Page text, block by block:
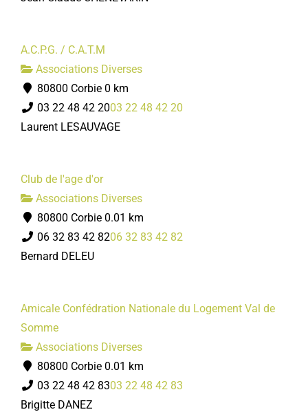
A.C.P.G. / C.A.T.M
Associations Diverses
80800 Corbie 0 km
03 22 48 42 2003 22 48 42 20
Laurent LESAUVAGE
Club de l'age d'or
Associations Diverses
80800 Corbie 0.01 km
06 32 83 42 8206 32 83 42 82
Bernard DELEU
Amicale Confédration Nationale du Logement Val de
Somme
Associations Diverses
80800 Corbie 0.01 km
03 22 48 42 8303 22 48 42 83
Brigitte DANEZ